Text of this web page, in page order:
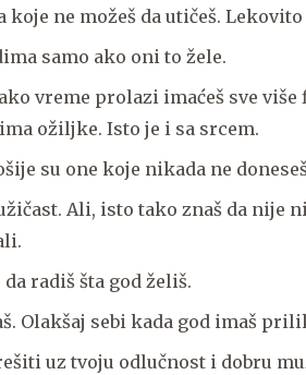
ne možeš da utičeš. Lekovito
samo ako oni to žele.
vreme prolazi imaćeš sve
ožiljke. Isto je i sa srcem.
su one koje nikada ne
Ali, isto tako znaš da nije
radiš šta god želiš.
Olakšaj sebi kada god imaš
uz tvoju odlučnost i dobru